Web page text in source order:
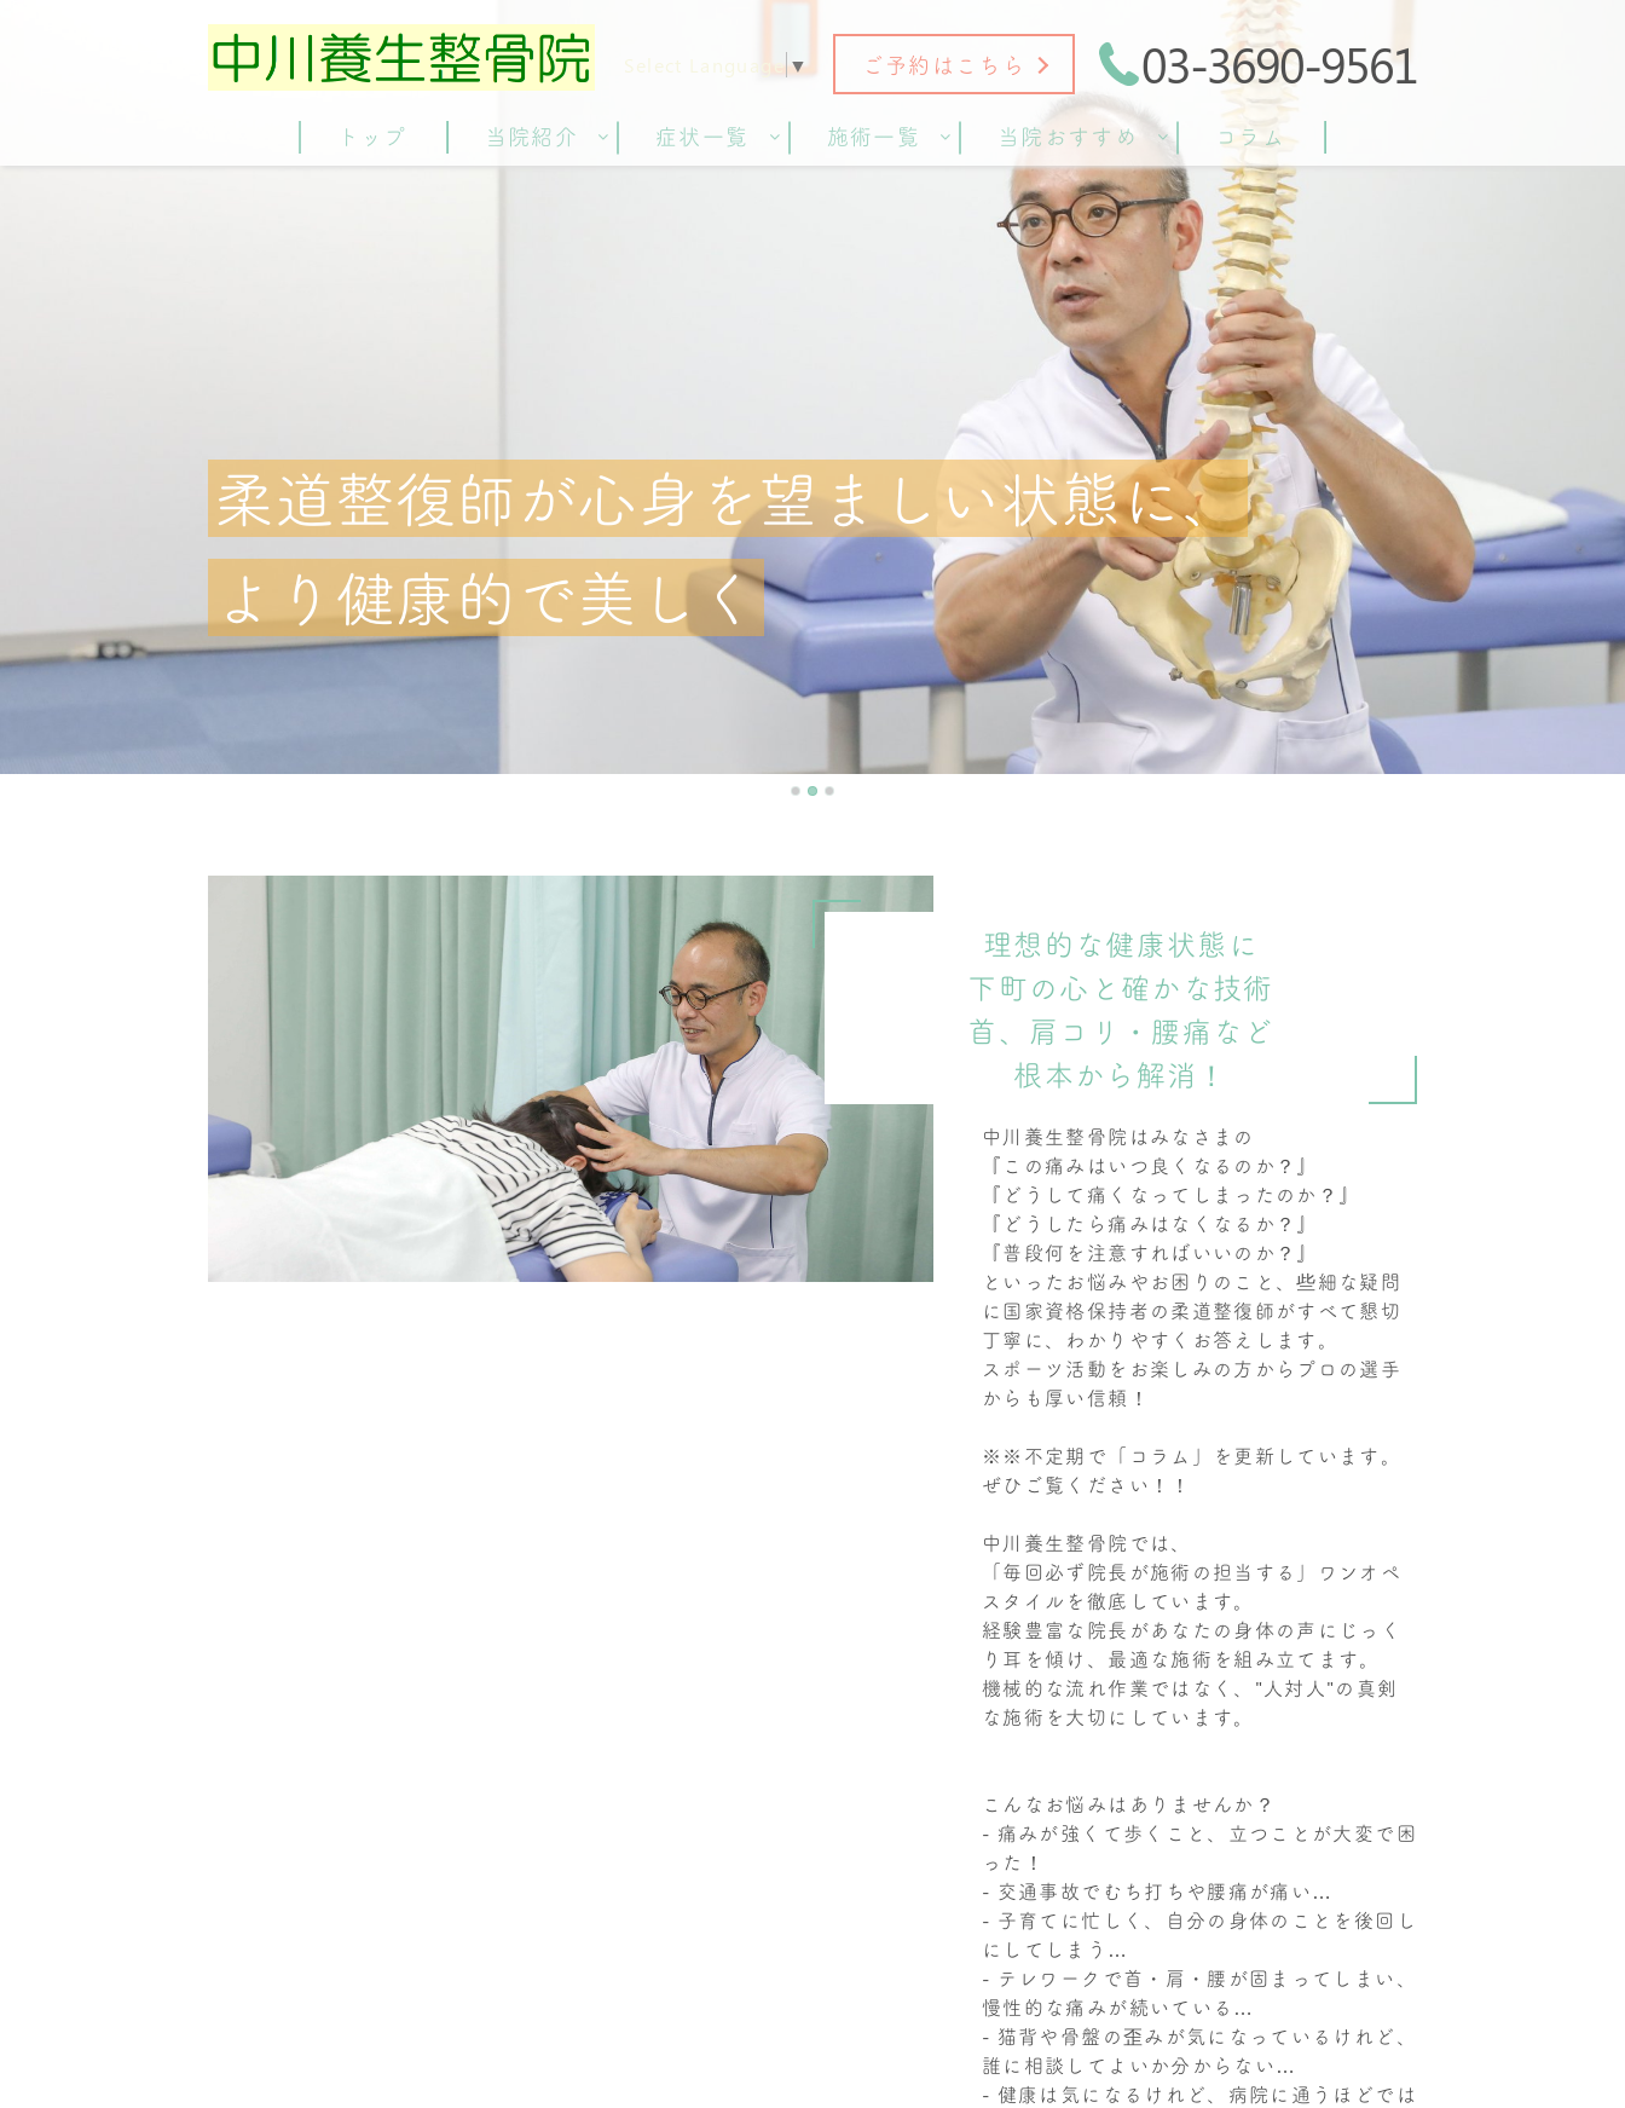
Select Language▼ ご予約はこちら 03-3690-9561
トップ 当院紹介 症状一覧 施術一覧 当院おすすめ コラム
柔道整復師が心身を望ましい状態に、
より健康的で美しく
理想的な健康状態に
下町の心と確かな技術
首、肩コリ・腰痛など
根本から解消！
中川養生整骨院はみなさまの
『この痛みはいつ良くなるのか？』
『どうして痛くなってしまったのか？』
『どうしたら痛みはなくなるか？』
『普段何を注意すればいいのか？』
といったお悩みやお困りのこと、些細な疑問
に国家資格保持者の柔道整復師がすべて懇切
丁寧に、わかりやすくお答えします。
スポーツ活動をお楽しみの方からプロの選手
からも厚い信頼！
※※不定期で「コラム」を更新しています。
ぜひご覧ください！！
中川養生整骨院では、
「毎回必ず院長が施術の担当する」ワンオペ
スタイルを徹底しています。
経験豊富な院長があなたの身体の声にじっく
り耳を傾け、最適な施術を組み立てます。
機械的な流れ作業ではなく、"人対人"の真剣
な施術を大切にしています。
こんなお悩みはありませんか？
- 痛みが強くて歩くこと、立つことが大変で困
った！
- 交通事故でむち打ちや腰痛が痛い…
- 子育てに忙しく、自分の身体のことを後回し
にしてしまう…
- テレワークで首・肩・腰が固まってしまい、
慢性的な痛みが続いている…
- 猫背や骨盤の歪みが気になっているけれど、
誰に相談してよいか分からない…
- 健康は気になるけれど、病院に通うほどでは